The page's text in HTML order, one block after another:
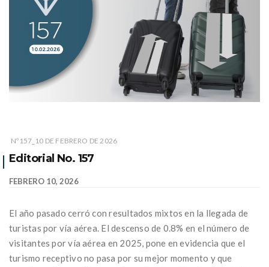
Nº157_10 DE FEBRERO DE 2026
Editorial No. 157
FEBRERO 10, 2026
El año pasado cerró con resultados mixtos en la llegada de
turistas por vía aérea. El descenso de 0.8% en el número de
visitantes por vía aérea en 2025, pone en evidencia que el
turismo receptivo no pasa por su mejor momento y que